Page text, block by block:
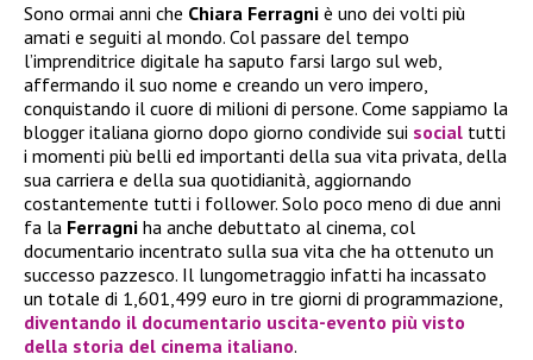
Sono ormai anni che Chiara Ferragni è uno dei volti più
amati e seguiti al mondo. Col passare del tempo
l’imprenditrice digitale ha saputo farsi largo sul web,
affermando il suo nome e creando un vero impero,
conquistando il cuore di milioni di persone. Come sappiamo la
blogger italiana giorno dopo giorno condivide sui social tutti
i momenti più belli ed importanti della sua vita privata, della
sua carriera e della sua quotidianità, aggiornando
costantemente tutti i follower. Solo poco meno di due anni
fa la Ferragni ha anche debuttato al cinema, col
documentario incentrato sulla sua vita che ha ottenuto un
successo pazzesco. Il lungometraggio infatti ha incassato
un totale di 1,601,499 euro in tre giorni di programmazione,
diventando il documentario uscita-evento più visto
della storia del cinema italiano.